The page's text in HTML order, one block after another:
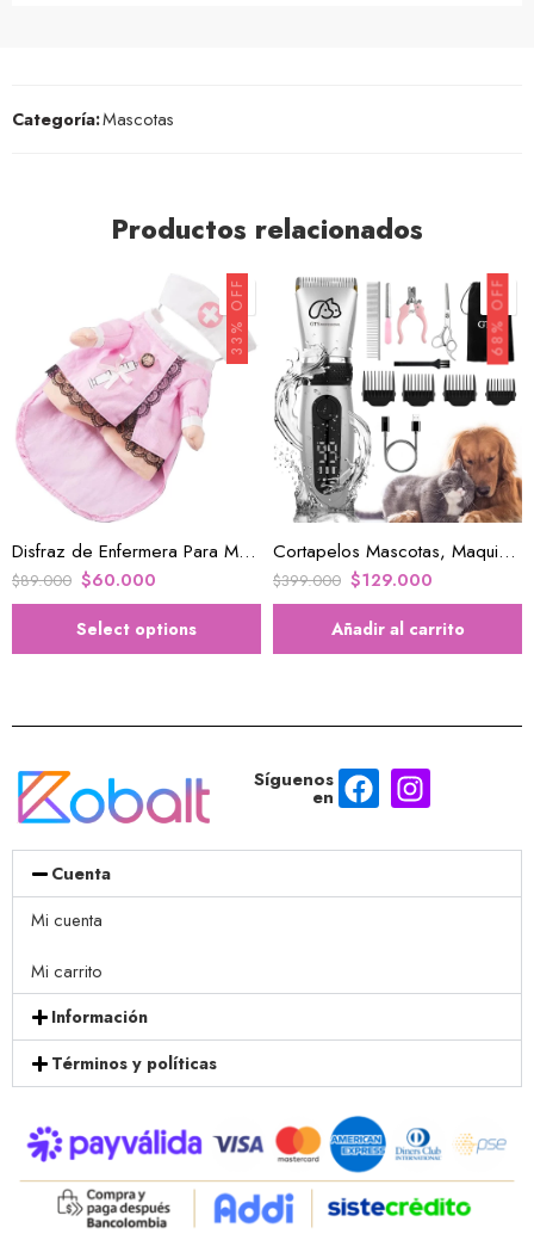
Categoría:Mascotas
Productos relacionados
33% OFF
Disfraz de Enfermera Para Mascotas
$89.000 $60.000
TALLA S
Select options
68% OFF
Cortapelos Mascotas, Maquina De Corte
$399.000 $129.000
Añadir al carrito
Síguenos
en
Cuenta
Mi cuenta
Mi carrito
Información
Términos y políticas